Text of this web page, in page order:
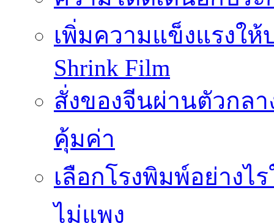
เพิ่มความแข็งแรงให้
Shrink Film
สั่งของจีนผ่านตัวกลา
คุ้มค่า
เลือกโรงพิมพ์อย่าง
ไม่แพง